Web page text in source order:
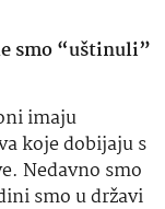
smo “uštinuli”
imaju
koje dobijaju s
Nedavno smo
smo u državi